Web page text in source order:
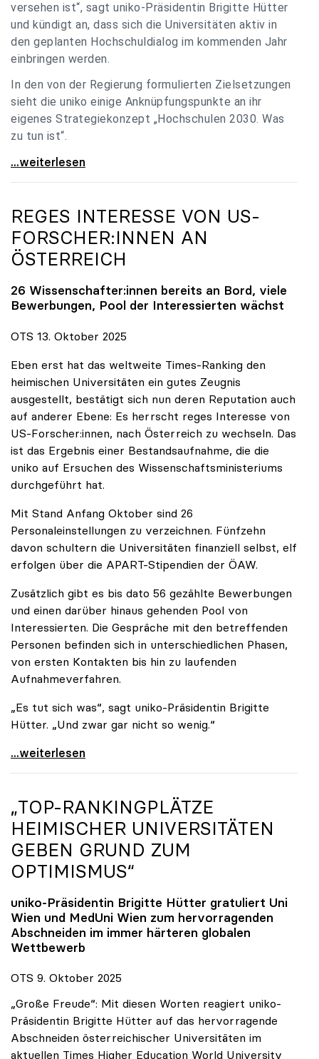
versehen ist“, sagt uniko-Präsidentin Brigitte Hütter
und kündigt an, dass sich die Universitäten aktiv in
den geplanten Hochschuldialog im kommenden Jahr
einbringen werden.
In den von der Regierung formulierten Zielsetzungen
sieht die uniko einige Anknüpfungspunkte an ihr
eigenes Strategiekonzept „Hochschulen 2030. Was
zu tun ist“.
Universitäten: Hochschulstrategie 2040 muss eine
...weiterlesen
REGES INTERESSE VON US-
FORSCHER:INNEN AN
ÖSTERREICH
26 Wissenschafter:innen bereits an Bord, viele
Bewerbungen, Pool der Interessierten wächst
OTS 13. Oktober 2025
Eben erst hat das weltweite Times-Ranking den
heimischen Universitäten ein gutes Zeugnis
ausgestellt, bestätigt sich nun deren Reputation auch
auf anderer Ebene: Es herrscht reges Interesse von
US-Forscher:innen, nach Österreich zu wechseln. Das
ist das Ergebnis einer Bestandsaufnahme, die die
uniko auf Ersuchen des Wissenschaftsministeriums
durchgeführt hat.
Mit Stand Anfang Oktober sind 26
Personaleinstellungen zu verzeichnen. Fünfzehn
davon schultern die Universitäten finanziell selbst, elf
erfolgen über die APART-Stipendien der ÖAW.
Zusätzlich gibt es bis dato 56 gezählte Bewerbungen
und einen darüber hinaus gehenden Pool von
Interessierten. Die Gespräche mit den betreffenden
Personen befinden sich in unterschiedlichen Phasen,
von ersten Kontakten bis hin zu laufenden
Aufnahmeverfahren.
„Es tut sich was“, sagt uniko-Präsidentin Brigitte
Hütter. „Und zwar gar nicht so wenig.“
Reges Interesse von US-Forscher:innen an
...weiterlesen
„TOP-RANKINGPLÄTZE
HEIMISCHER UNIVERSITÄTEN
GEBEN GRUND ZUM
OPTIMISMUS“
uniko-Präsidentin Brigitte Hütter gratuliert Uni
Wien und MedUni Wien zum hervorragenden
Abschneiden im immer härteren globalen
Wettbewerb
OTS 9. Oktober 2025
„Große Freude“: Mit diesen Worten reagiert uniko-
Präsidentin Brigitte Hütter auf das hervorragende
Abschneiden österreichischer Universitäten im
aktuellen Times Higher Education World University